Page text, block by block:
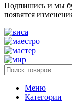
Подпишись и мы
появятся
Меню
Категории